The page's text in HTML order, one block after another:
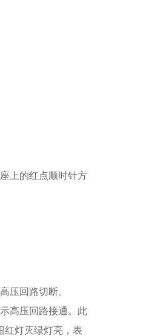
上的红点顺时针方
压回路切断。
高压回路接通。此
红灯灭绿灯亮，表